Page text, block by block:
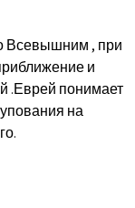
Всевышним , при
и
.Еврей понимает
на